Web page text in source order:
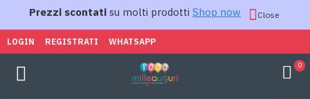
Prezzi scontati su molti prodotti Shop now Close
LOGIN REGISTRATI WHATSAPP
0